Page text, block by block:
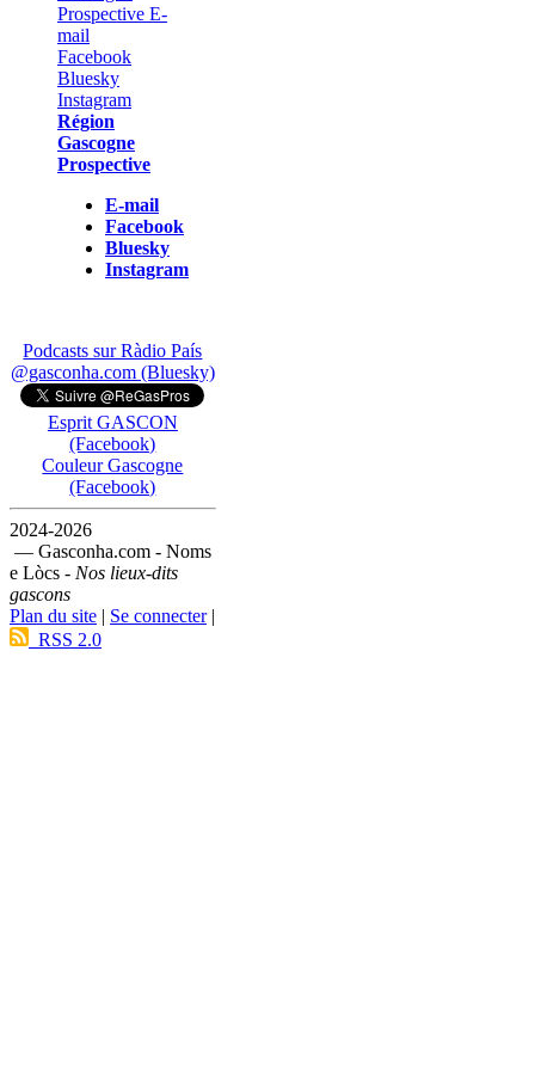
Région
Gascogne
Prospective
E-mail
Facebook
Bluesky
Instagram
Podcasts sur Ràdio País
@gasconha.com (Bluesky)
Esprit GASCON
(Facebook)
Couleur Gascogne
(Facebook)
2024-2026
— Gasconha.com - Noms
e Lòcs - Nos lieux-dits
gascons
Plan du site | Se connecter|
RSS 2.0